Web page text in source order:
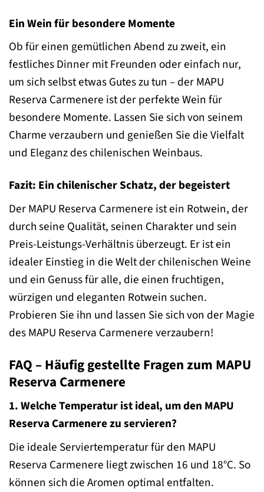
Ein Wein für besondere Momente
Ob für einen gemütlichen Abend zu zweit, ein
festliches Dinner mit Freunden oder einfach nur,
um sich selbst etwas Gutes zu tun – der MAPU
Reserva Carmenere ist der perfekte Wein für
besondere Momente. Lassen Sie sich von seinem
Charme verzaubern und genießen Sie die Vielfalt
und Eleganz des chilenischen Weinbaus.
Fazit: Ein chilenischer Schatz, der begeistert
Der MAPU Reserva Carmenere ist ein Rotwein, der
durch seine Qualität, seinen Charakter und sein
Preis-Leistungs-Verhältnis überzeugt. Er ist ein
idealer Einstieg in die Welt der chilenischen Weine
und ein Genuss für alle, die einen fruchtigen,
würzigen und eleganten Rotwein suchen.
Probieren Sie ihn und lassen Sie sich von der Magie
des MAPU Reserva Carmenere verzaubern!
FAQ – Häufig gestellte Fragen zum MAPU
Reserva Carmenere
1. Welche Temperatur ist ideal, um den MAPU
Reserva Carmenere zu servieren?
Die ideale Serviertemperatur für den MAPU
Reserva Carmenere liegt zwischen 16 und 18°C. So
können sich die Aromen optimal entfalten.